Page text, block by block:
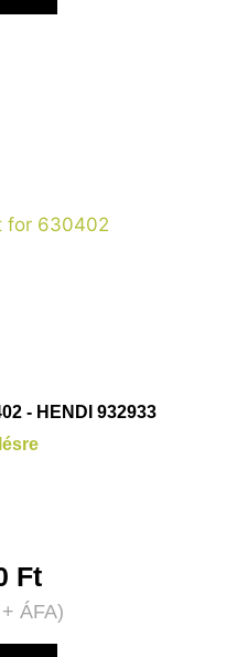
- HENDI 932933
Ft
ÁFA)